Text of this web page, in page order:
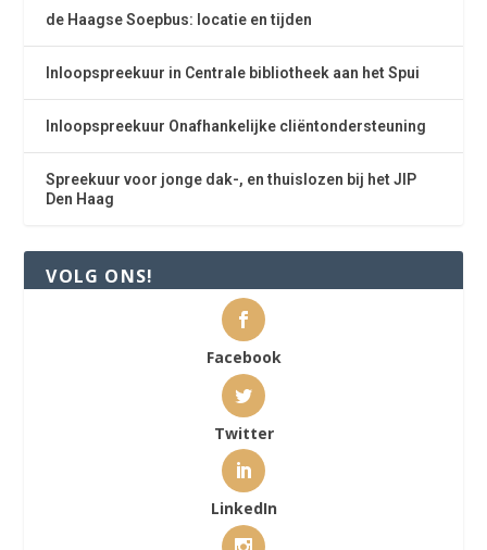
de Haagse Soepbus: locatie en tijden
Inloopspreekuur in Centrale bibliotheek aan het Spui
Inloopspreekuur Onafhankelijke cliëntondersteuning
Spreekuur voor jonge dak-, en thuislozen bij het JIP
Den Haag
VOLG ONS!
Facebook
Twitter
LinkedIn